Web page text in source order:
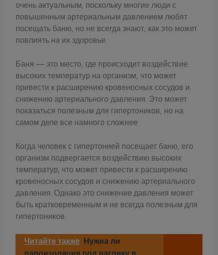
очень актуальным, поскольку многие люди с
повышенным артериальным давлением любят
посещать баню, но не всегда знают, как это может
повлиять на их здоровье.
Баня — это место, где происходит воздействие
высоких температур на организм, что может
привести к расширению кровеносных сосудов и
снижению артериального давления. Это может
показаться полезным для гипертоников, но на
самом деле все намного сложнее.
Когда человек с гипертонией посещает баню, его
организм подвергается воздействию высоких
температур, что может привести к расширению
кровеносных сосудов и снижению артериального
давления. Однако это снижение давления может
быть кратковременным и не всегда полезным для
гипертоников.
Читайте также Нужна ли